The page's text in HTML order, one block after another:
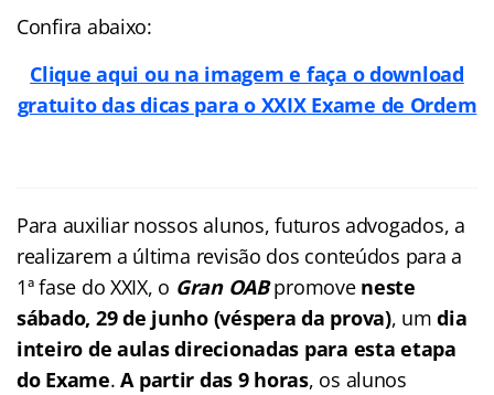
Confira abaixo:
Clique aqui ou na imagem e faça o download
gratuito das dicas para o XXIX Exame de Ordem
Para auxiliar nossos alunos, futuros advogados, a
realizarem a última revisão dos conteúdos para a
1ª fase do XXIX, o Gran OAB promove neste
sábado, 29 de junho (véspera da prova), umdia
inteiro de aulas direcionadas para esta etapa
do Exame.A partir das 9 horas, os alunos